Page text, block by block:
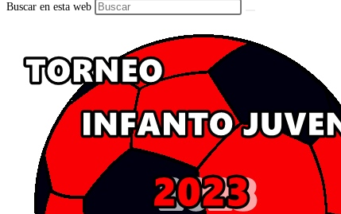
Buscar en esta web